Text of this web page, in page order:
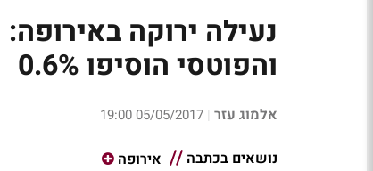
והפוטסי הוסיפו 0.6%
אלמוג עזר |
05/05/2017 19:00
נושאים בכתבה אירופה